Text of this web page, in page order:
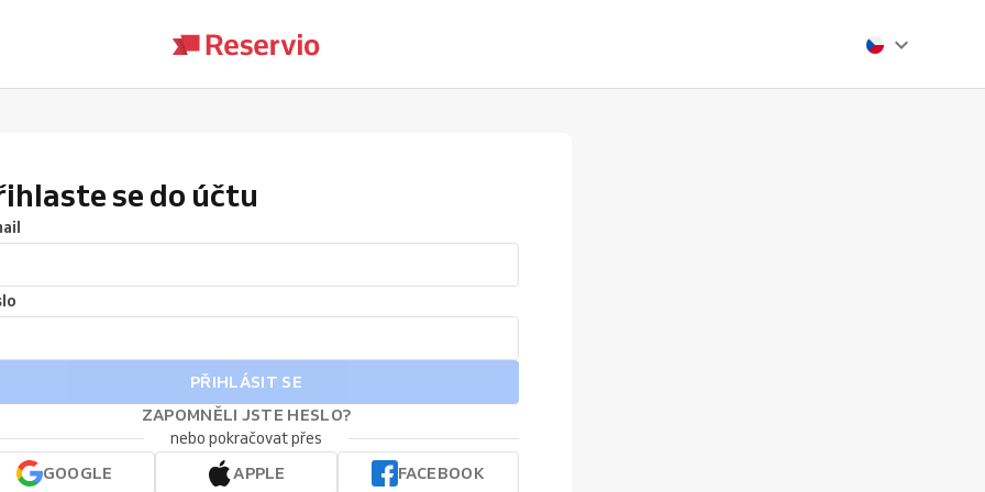
se do účtu
PŘIHLÁSIT SE
ZAPOMNĚLI JSTE HESLO?
nebo pokračovat přes
GOOGLE
APPLE FACEBOOK